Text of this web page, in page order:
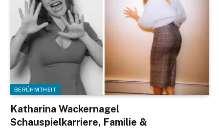
BERÜHMTHEIT
Katharina Wackernagel
Schauspielkarriere, Familie &